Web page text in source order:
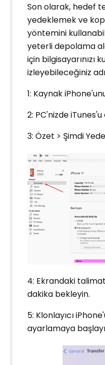
Son olarak, hedef
yedeklemek ve
yöntemini
yeterli depolama
için bilgisayarınızı
izleyebileceğiniz
1: Kaynak
2: PC'nizde iTunes'u
3: Özet > Şimdi
4: Ekrandaki
dakika bekleyin.
5: Klonlayıcı
ayarlamaya